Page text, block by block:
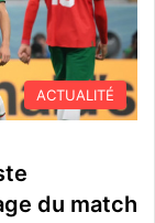
ACTUALITÉ
du match